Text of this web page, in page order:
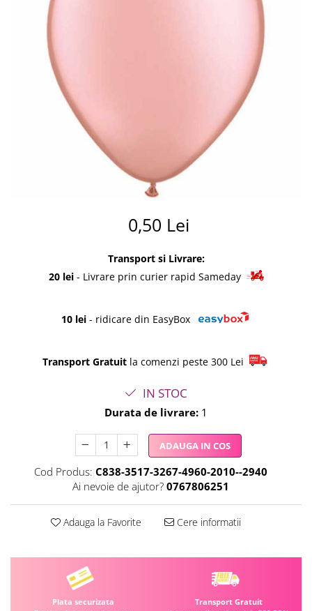
Unicorni si Curcubee
Baloane metalice
Baloane retro
Baloane litere
Baloane personalizate
Kituri baloane
0,50 Lei
Transport si Livrare:
20 lei- Livrare prin curier rapid Sameday
10 lei- ridicare din EasyBox
Transport Gratuit la comenzi peste 300 Lei
IN STOC
Durata de livrare: 1
ADAUGA IN COS
Cod Produs: C838-3517-3267-4960-2010--2940
Ai nevoie de ajutor? 0767806251
Adauga la Favorite Cere informatii
Plata securizata Transport Gratuit